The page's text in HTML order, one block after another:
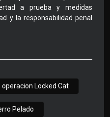
a prueba y medidas
y la responsabilidad penal
operacion Locked Cat
Pelado